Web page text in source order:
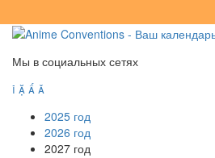
Мы в социальных сетях
   
2025 год
2026 год
2027 год